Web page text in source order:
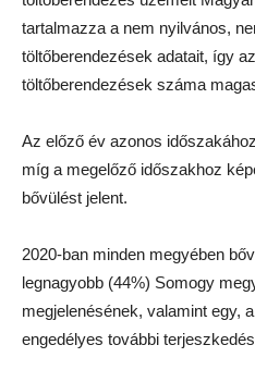
tartalmazza a nem nyilvános,
töltőberendezések adatait, így
töltőberendezések száma
Az előző év azonos
míg a megelőző időszakhoz
bővülést jelent.
2020-ban minden megyében
legnagyobb (44%) Somogy
megjelenésének, valamint egy,
engedélyes további